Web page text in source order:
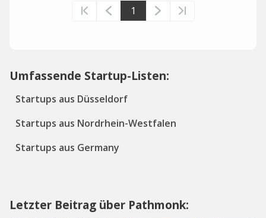
1
Umfassende Startup-Listen:
Startups aus Düsseldorf
Startups aus Nordrhein-Westfalen
Startups aus Germany
Letzter Beitrag über Pathmonk: